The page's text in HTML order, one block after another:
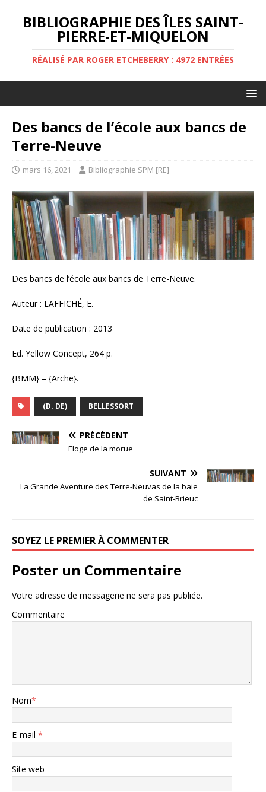
BIBLIOGRAPHIE DES ÎLES SAINT-
PIERRE-ET-MIQUELON
RÉALISÉ PAR ROGER ETCHEBERRY : 4972 ENTRÉES
Des bancs de l’école aux bancs de
Terre-Neuve
mars 16, 2021 Bibliographie SPM [RE]
Des bancs de l’école aux bancs de Terre-Neuve.
Auteur : LAFFICHÉ, E.
Date de publication : 2013
Ed. Yellow Concept, 264 p.
{BMM} – {Arche}.
(D. DE) BELLESSORT
PRÉCÉDENT
Eloge de la morue
SUIVANT
La Grande Aventure des Terre-Neuvas de la baie
de Saint-Brieuc
SOYEZ LE PREMIER À COMMENTER
Poster un Commentaire
Votre adresse de messagerie ne sera pas publiée.
Commentaire
Nom*
E-mail *
Site web